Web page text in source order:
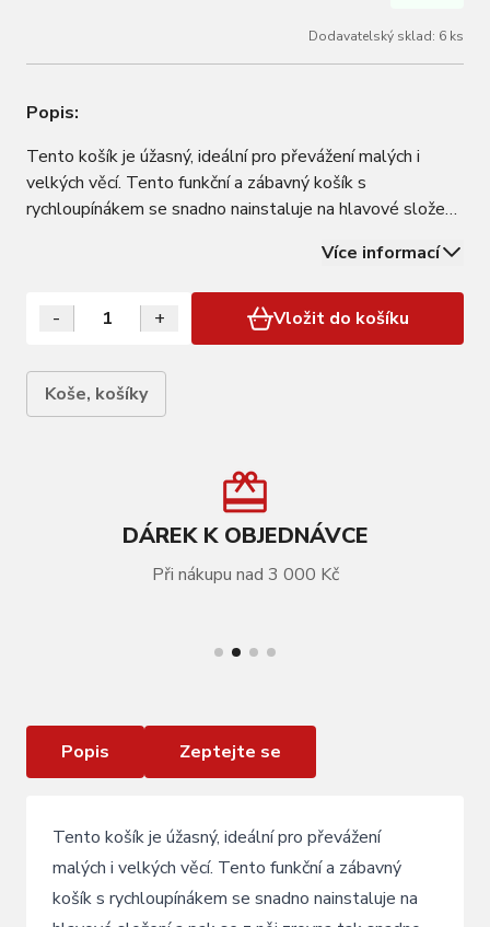
Dodavatelský sklad: 6 ks
Popis:
Tento košík je úžasný, ideální pro převážení malých i
velkých věcí. Tento funkční a zábavný košík s
rychloupínákem se snadno nainstaluje na hlavové složení
je držák rychloupínáku. Originální design Electra. Vzor
včelího plástu. Rychloupínák se…
Více informací
- + Vložit do košíku
Koše, košíky
DÁREK K OBJEDNÁVCE
Při nákupu nad 3 000 Kč
Popis Zeptejte se
Tento košík je úžasný, ideální pro převážení
malých i velkých věcí. Tento funkční a zábavný
košík s rychloupínákem se snadno nainstaluje na